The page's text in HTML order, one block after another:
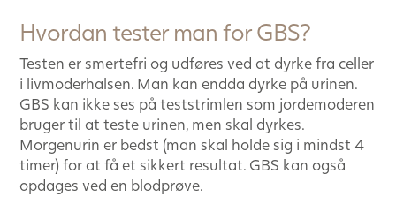
Hvordan tester man for GBS?
Testen er smertefri og udføres ved at dyrke fra celler
i livmoderhalsen. Man kan endda dyrke på urinen.
GBS kan ikke ses på teststrimlen som jordemoderen
bruger til at teste urinen, men skal dyrkes.
Morgenurin er bedst (man skal holde sig i mindst 4
timer) for at få et sikkert resultat. GBS kan også
opdages ved en blodprøve.